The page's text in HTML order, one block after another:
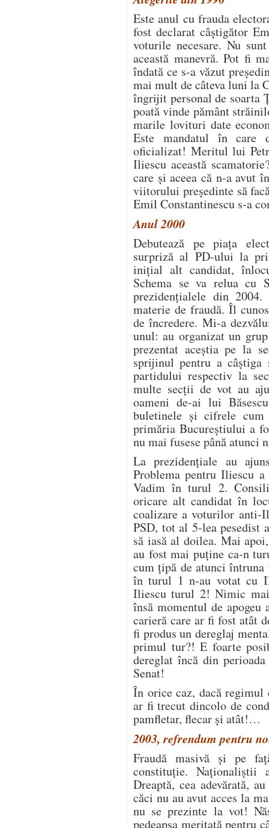
Este anul cu frauda
fost declarat câștigător
voturile necesare. Nu
această manevră. Pot fi
îndată ce s-a văzut
mai mult de câteva luni la
îngrijit personal de soarta
poată vinde pământ
marile lovituri date
Este mandatul în care
oficializat! Meritul lui
Iliescu această
care și aceea că n-a avut
viitorului președinte să
Emil Constantinescu s-a
Anul 2000
Debutează pe piața
surpriză al PD-ului la
inițial alt candidat,
Schema se va relua cu
prezidențialele din
materie de fraudă. Îl
de încredere. Mi-a
unul: au organizat un
prezentat aceștia pe la
sprijinul pentru a
partidului respectiv la
multe secții de vot au
oameni de-ai lui
buletinele și cifrele
primăria Bucureștiului a
nu mai fusese până atunci
La prezidențiale au
Problema pentru Iliescu
Vadim în turul 2.
oricare alt candidat în
coalizare a voturilor anti-
PSD, tot al 5-lea pesedist
să iasă al doilea. Mai
au fost mai puține ca-n
cum țipă de atunci
în turul 1 n-au votat cu
Iliescu turul 2! Nimic
însă momentul de
carieră care ar fi fost atât
fi produs un dereglaj
primul tur?! E foarte
dereglat încă din
Senat!
În orice caz, dacă
ar fi trecut dincolo de
pamfletar, flecar și atât!…
2003, refrendum pentru
Fraudă masivă și pe
constituție.
Dreaptă, cea adevărată,
căci nu au avut acces la
nu se prezinte la vot!
pedeapsa meritată pentru